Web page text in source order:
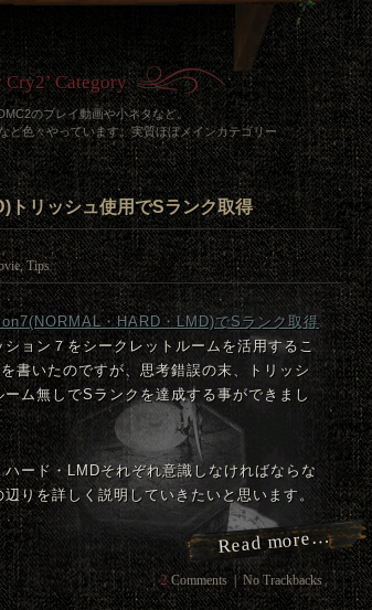
Category
のプレイ動画や小ネタなど。
ど色々やっています。実質ほぼメインカテゴリー
リッシュ使用でSランク取得
,Tips
・HARD・LMD)でSランク取得
ョン７をシークレットルームを活用するこ
書いたのですが、思考錯誤の末、トリッシ
ム無しでSランクを達成する事ができまし
ード・LMDそれぞれ意識しなければならな
りを詳しく説明していきたいと思います。
Read more…
2Comments |No Trackbacks